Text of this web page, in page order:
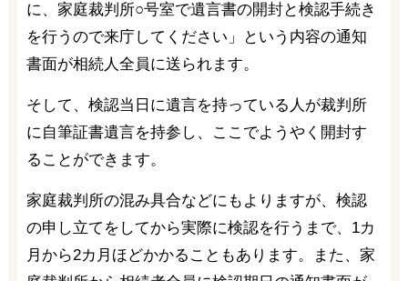
に、家庭裁判所○号室で遺言書の開封と検認手続き
を行うので来庁してください」という内容の通知
書面が相続人全員に送られます。
そして、検認当日に遺言を持っている人が裁判所
に自筆証書遺言を持参し、ここでようやく開封す
ることができます。
家庭裁判所の混み具合などにもよりますが、検認
の申し立てをしてから実際に検認を行うまで、1カ
月から2カ月ほどかかることもあります。また、家